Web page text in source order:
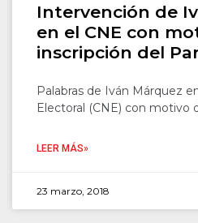
Intervención de
en el CNE con
inscripción del
Palabras de Iván Márquez
Electoral (CNE) con motivo
LEER MÁS»
23 marzo, 2018